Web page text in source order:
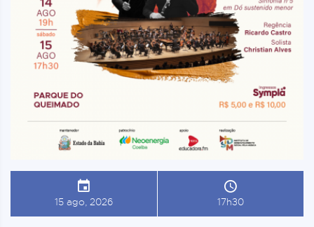
15 ago, 2026 17h30